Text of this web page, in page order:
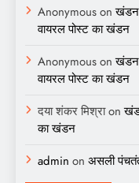
Anonymousonखंडन
वायरल पोस्ट का खंडन
Anonymousonखंडन
वायरल पोस्ट का खंडन
दया शंकर मिश्राon
का खंडन
admin on असली